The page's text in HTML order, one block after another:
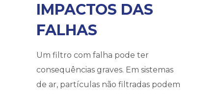
IMPACTOS DAS
FALHAS
Um filtro com falha pode ter
consequências graves. Em sistemas
de ar, partículas não filtradas podem